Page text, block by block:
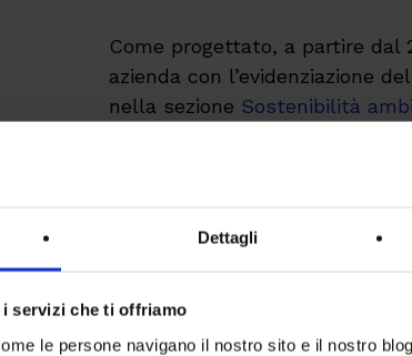
Dettagli
servizi che ti offriamo
le persone navigano il nostro sito e il nostro
Come progettato, a partire dal
azienda con l’evidenziazione
nella sezione Sostenibilità
a iniziative per la
iniziative di compensazione
ambientale